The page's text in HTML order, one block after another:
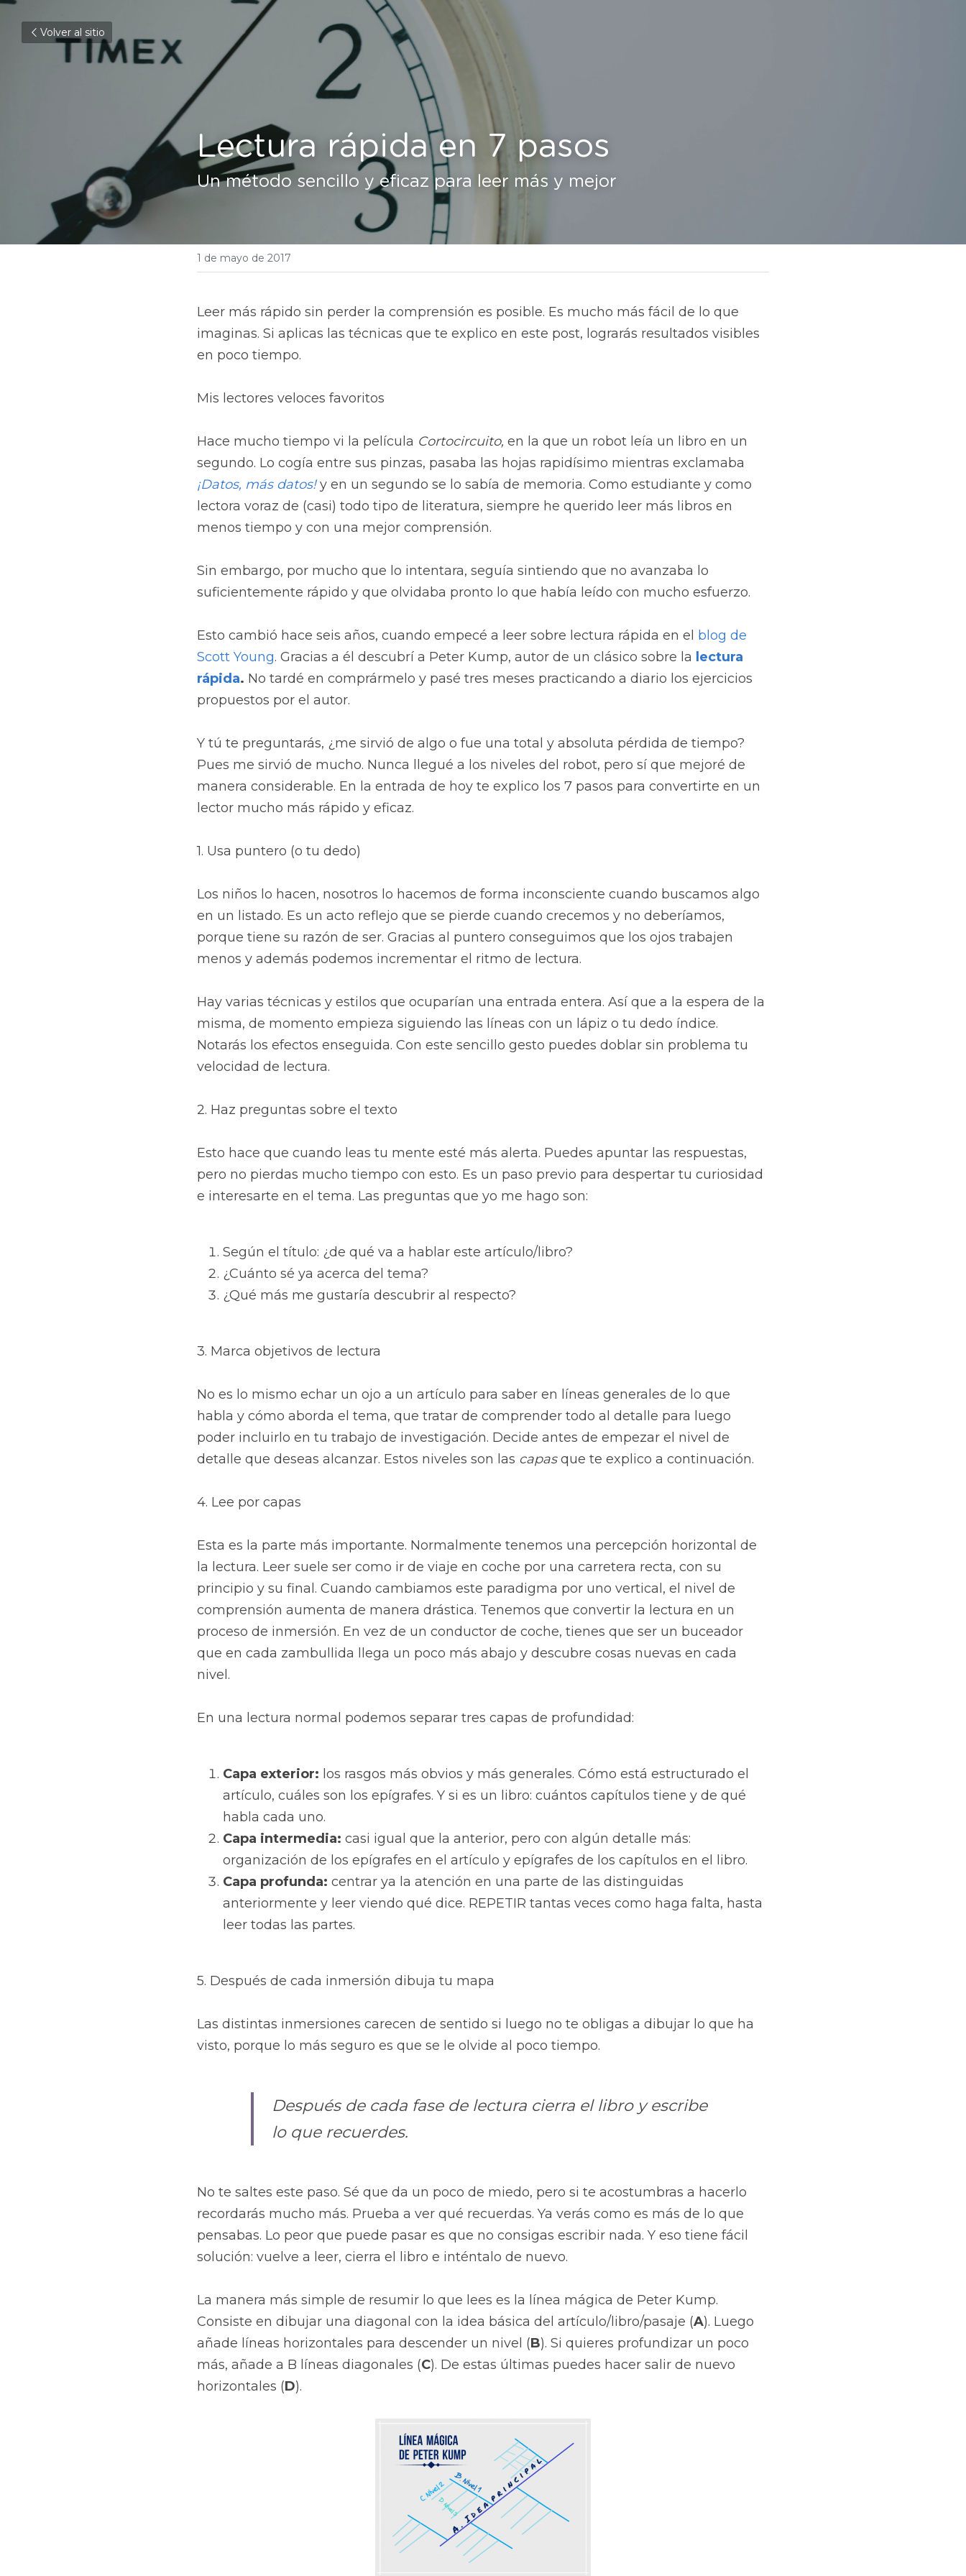
Volver al sitio
Lectura rápida en 7 pasos
Un método sencillo y eficaz para leer más y mejor
1 de mayo de 2017
Leer más rápido sin perder la comprensión es posible. Es mucho más fácil de lo que
imaginas. Si aplicas las técnicas que te explico en este post, lograrás resultados visibles
en poco tiempo.
Mis lectores veloces favoritos
Hace mucho tiempo vi la película Cortocircuito, en la que un robot leía un libro en un
¡Datos, más datos! y en un segundo se lo sabía de memoria. Como estudiante y como
lectora voraz de (casi) todo tipo de literatura, siempre he querido leer más libros en
menos tiempo y con una mejor comprensión.
Sin embargo, por mucho que lo intentara, seguía sintiendo que no avanzaba lo
suficientemente rápido y que olvidaba pronto lo que había leído con mucho esfuerzo.
Esto cambió hace seis años, cuando empecé a leer sobre lectura rápida en el blog de
Scott Young. Gracias a él descubrí a Peter Kump, autor de un clásico sobre la lectura
rápida. No tardé en comprármelo y pasé tres meses practicando a diario los ejercicios
propuestos por el autor.
Y tú te preguntarás, ¿me sirvió de algo o fue una total y absoluta pérdida de tiempo?
Pues me sirvió de mucho. Nunca llegué a los niveles del robot, pero sí que mejoré de
manera considerable. En la entrada de hoy te explico los 7 pasos para convertirte en un
lector mucho más rápido y eficaz.
1. Usa puntero (o tu dedo)
Los niños lo hacen, nosotros lo hacemos de forma inconsciente cuando buscamos algo
en un listado. Es un acto reflejo que se pierde cuando crecemos y no deberíamos,
porque tiene su razón de ser. Gracias al puntero conseguimos que los ojos trabajen
menos y además podemos incrementar el ritmo de lectura.
Hay varias técnicas y estilos que ocuparían una entrada entera. Así que a la espera de la
misma, de momento empieza siguiendo las líneas con un lápiz o tu dedo índice.
Notarás los efectos enseguida. Con este sencillo gesto puedes doblar sin problema tu
velocidad de lectura.
2. Haz preguntas sobre el texto
Esto hace que cuando leas tu mente esté más alerta. Puedes apuntar las respuestas,
pero no pierdas mucho tiempo con esto. Es un paso previo para despertar tu curiosidad
e interesarte en el tema. Las preguntas que yo me hago son:
Según el título: ¿de qué va a hablar este artículo/libro?
¿Cuánto sé ya acerca del tema?
¿Qué más me gustaría descubrir al respecto?
3. Marca objetivos de lectura
No es lo mismo echar un ojo a un artículo para saber en líneas generales de lo que
habla y cómo aborda el tema, que tratar de comprender todo al detalle para luego
poder incluirlo en tu trabajo de investigación. Decide antes de empezar el nivel de
detalle que deseas alcanzar. Estos niveles son las capas que te explico a continuación.
4. Lee por capas
Esta es la parte más importante. Normalmente tenemos una percepción horizontal de
la lectura. Leer suele ser como ir de viaje en coche por una carretera recta, con su
principio y su final. Cuando cambiamos este paradigma por uno vertical, el nivel de
comprensión aumenta de manera drástica. Tenemos que convertir la lectura en un
proceso de inmersión. En vez de un conductor de coche, tienes que ser un buceador
que en cada zambullida llega un poco más abajo y descubre cosas nuevas en cada
nivel.
En una lectura normal podemos separar tres capas de profundidad:
Capa exterior: los rasgos más obvios y más generales. Cómo está estructurado el
artículo, cuáles son los epígrafes. Y si es un libro: cuántos capítulos tiene y de qué
habla cada uno.
Capa intermedia: casi igual que la anterior, pero con algún detalle más:
organización de los epígrafes en el artículo y epígrafes de los capítulos en el libro.
Capa profunda: centrar ya la atención en una parte de las distinguidas
anteriormente y leer viendo qué dice. REPETIR tantas veces como haga falta, hasta
leer todas las partes.
5. Después de cada inmersión dibuja tu mapa
Las distintas inmersiones carecen de sentido si luego no te obligas a dibujar lo que ha
visto, porque lo más seguro es que se le olvide al poco tiempo.
Después de cada fase de lectura cierra el libro y escribe
lo que recuerdes.
No te saltes este paso. Sé que da un poco de miedo, pero si te acostumbras a hacerlo
recordarás mucho más. Prueba a ver qué recuerdas. Ya verás como es más de lo que
pensabas. Lo peor que puede pasar es que no consigas escribir nada. Y eso tiene fácil
solución: vuelve a leer, cierra el libro e inténtalo de nuevo.
La manera más simple de resumir lo que lees es la línea mágica de Peter Kump.
Consiste en dibujar una diagonal con la idea básica del artículo/libro/pasaje (A). Luego
añade líneas horizontales para descender un nivel (B). Si quieres profundizar un poco
más, añade a B líneas diagonales (C). De estas últimas puedes hacer salir de nuevo
horizontales (D).